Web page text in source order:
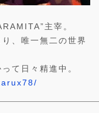
主宰。
、唯一無二の世界
て日々精進中。